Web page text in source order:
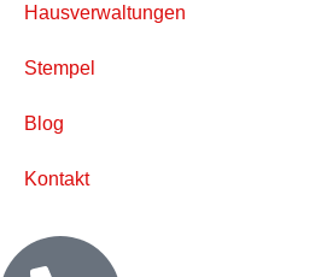
Hausverwaltungen
Stempel
Blog
Kontakt